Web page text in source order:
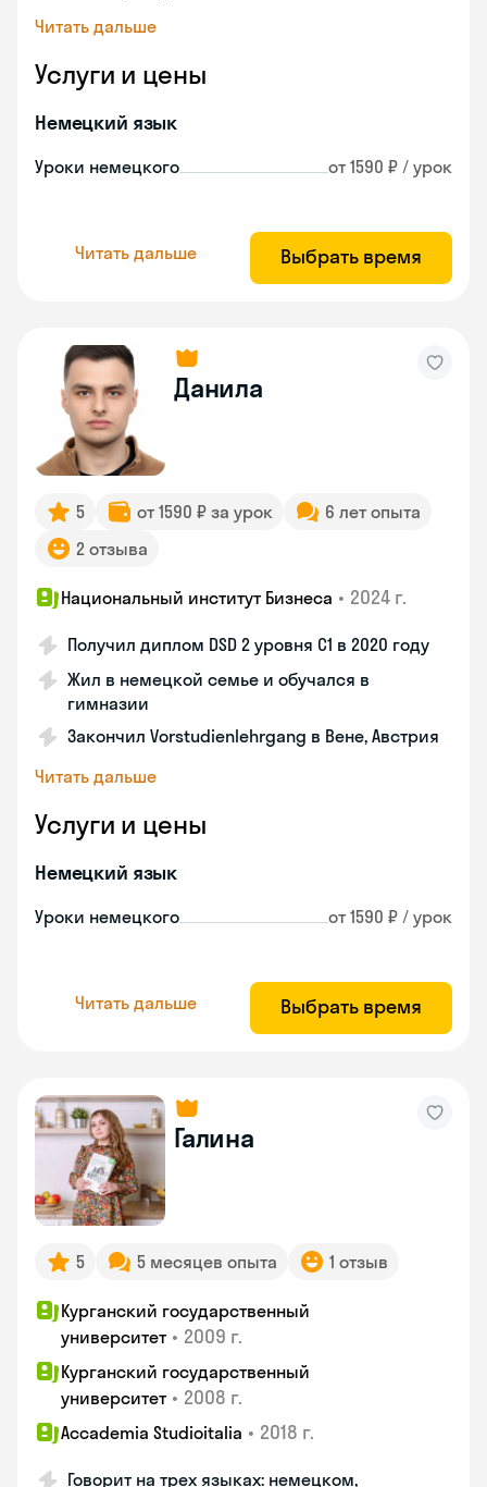
Читать дальше
Услуги и цены
Немецкий язык
Уроки немецкого от 1590 ₽ / урок
Читать дальше Выбрать время
Данила
5 от 1590 ₽ за урок
6 лет опыта
2 отзыва
Национальный институт Бизнеса • 2024 г.
Получил диплом DSD 2 уровня С1 в 2020 году
Жил в немецкой семье и обучался в
гимназии
Закончил Vorstudienlehrgang в Вене, Австрия
Читать дальше
Услуги и цены
Немецкий язык
Уроки немецкого от 1590 ₽ / урок
Читать дальше Выбрать время
Галина
5 5 месяцев опыта 1 отзыв
Курганский государственный
университет • 2009 г.
Курганский государственный
университет • 2008 г.
Accademia Studioitalia • 2018 г.
Говорит на трех языках: немецком,